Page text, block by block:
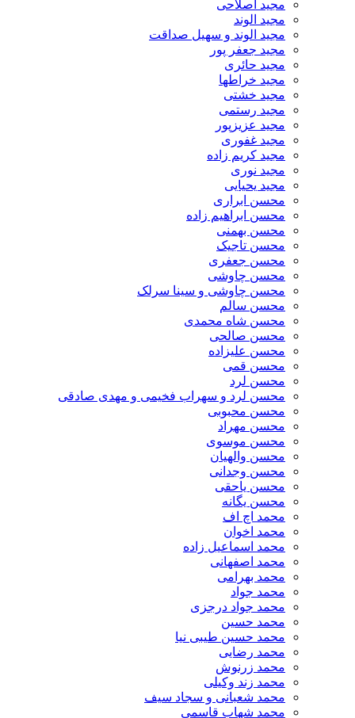
مجید اصلاحی
مجید الوند‎
مجید الوند و سهیل صداقت
مجید جعفر پور
مجید حائری
مجید خراطها
مجید خشتی
مجید رستمی
مجید عزیزپور
مجید غفوری
مجید کریم زاده
مجید نوری
مجید یحیایی
محسن ابراری
محسن ابراهیم زاده
محسن بهمنی
محسن تاجیک
محسن جعفری
محسن چاوشی
محسن چاوشی و سینا سرلک
محسن سالم
محسن شاه محمدی
محسن صالحی
محسن علیزاده
محسن قمی
محسن لرد
محسن لرد و سهراب فخیمی و مهدی صادقی
محسن محبوبی
محسن مهراد
محسن موسوی
محسن والهیان
محسن وجدانی
محسن یاحقی
محسن یگانه
محمد اچ اف
محمد اخوان
محمد اسماعیل زاده
محمد اصفهانی
محمد بهرامی
محمد جواد
محمد جواد درجزی
محمد حسین
محمد حسین طیبی نیا
محمد رضایی
محمد زرنوش
محمد زند وکیلی
محمد شعبانی و سجاد سیف
محمد شهاب قاسمی